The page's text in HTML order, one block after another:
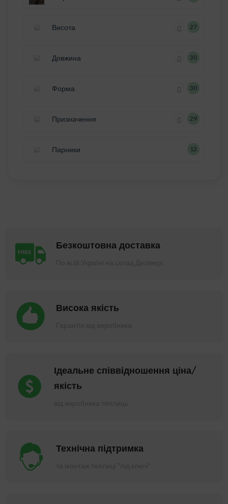
Висота 27
Довжина 30
Форма 30
Призначення 29
Парники 12
Безкоштовна доставка
Висока якість
Ідеальне співвідношення ціна/
якість
Технічна підтримка